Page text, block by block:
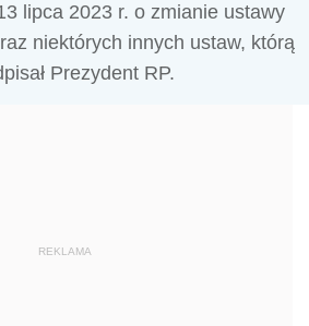
lipca 2023 r. o zmianie ustawy
niektórych innych ustaw, którą
Prezydent RP.
REKLAMA